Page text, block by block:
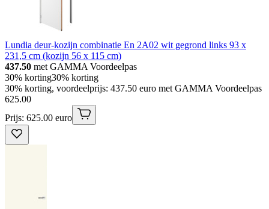
Lundia deur-kozijn combinatie En 2A02 wit gegrond links 93 x
231,5 cm (kozijn 56 x 115 cm)
437.50 met GAMMA Voordeelpas
30% korting30% korting
30% korting, voordeelprijs: 437.50 euro met GAMMA Voordeelpas
625.00
Prijs: 625.00 euro